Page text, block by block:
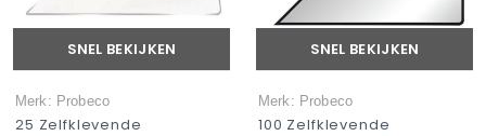
SNEL BEKIJKEN
Merk: Probeco
25 Zelfklevende
SNEL BEKIJKEN
Merk: Probeco
100 Zelfklevende